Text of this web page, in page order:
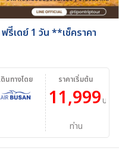
รีีเดย์ 1 วัน **เช็คราคา
ราคาเริ่มต้น
11,999บาท/
ท่าน
ดินทางโดย